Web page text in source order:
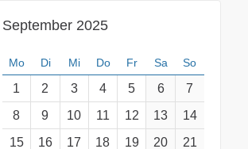
September 2025
Mo Di Mi Do Fr Sa So
1 2 3 4 5 6
7
8
9 10 11 12 13
14
15
16 17 18 19 20 21